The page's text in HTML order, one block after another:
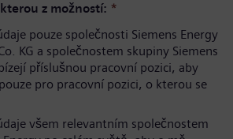
z možností: *
pouze společnosti Siemens Energy
KG a společnostem skupiny Siemens
příslušnou pracovní pozici, aby
pro pracovní pozici, o kterou se
všem relevantním společnostem